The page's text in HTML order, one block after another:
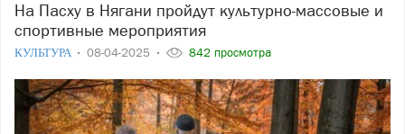
На Пасху в Нягани пройдут культурно-массовые и
спортивные мероприятия
КУЛЬТУРА 08-04-2025 842 просмотра